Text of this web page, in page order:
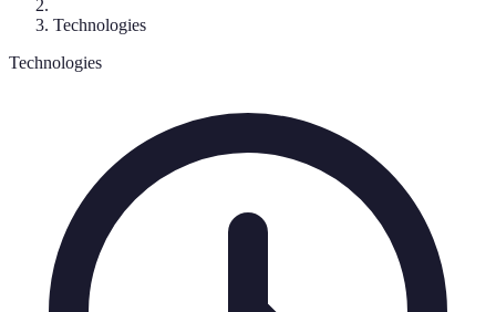
Technologies
Technologies